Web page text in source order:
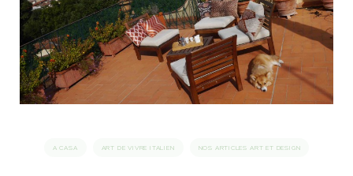
ITALIEN
SUBLIME ! LE DÉCOR ITALIEN
LIRE
ET FUGUEUSES
journal
Dolce Follia
A CASA ART DE VIVRE ITALIEN NOS ARTICLES ART ET DESIGN